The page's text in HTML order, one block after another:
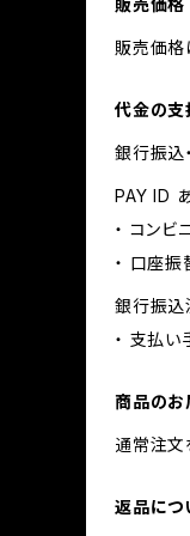
販売価格
販売価格
代金の支
銀行振込
PAY ID
・ コンビ
・ 口座振
銀行振込
・ 支払い
商品のお
通常注文
返品につ